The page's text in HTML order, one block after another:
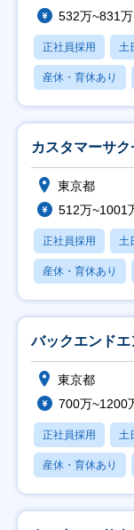
532万~831万
正社員採用 土
産休・育休あり
カスタマーサク
東京都
512万~1001
正社員採用 土
産休・育休あり
バックエンドエ
東京都
700万~1200
正社員採用 土
産休・育休あり